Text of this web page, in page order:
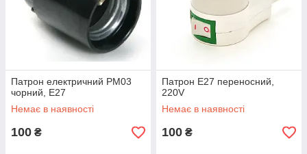
Патрон електричний PM03
чорний, Е27
Немає в наявності
100 ₴
Патрон E27 переносний,
220V
Немає в наявності
100 ₴